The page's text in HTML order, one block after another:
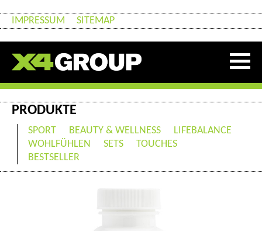
IMPRESSUM SITEMAP
PRODUKTE
SPORT BEAUTY & WELLNESS
LIFEBALANCE
WOHLFÜHLEN
SETS
TOUCHES
BESTSELLER